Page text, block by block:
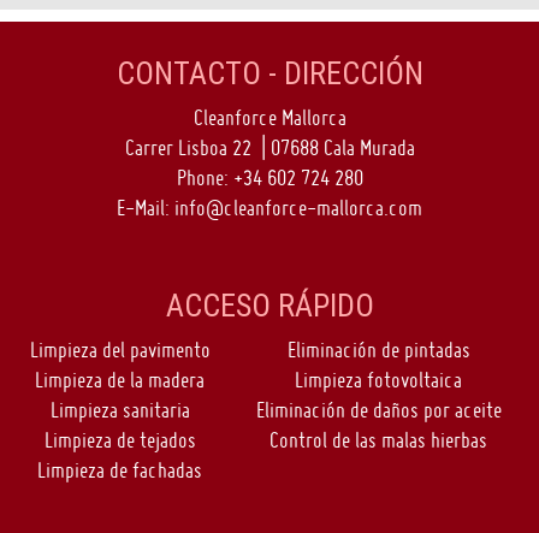
CONTACTO - DIRECCIÓN
Cleanforce Mallorca
Carrer Lisboa 22 | 07688 Cala Murada
Phone: +34 602 724 280
E-Mail: info@cleanforce-mallorca.com
ACCESO RÁPIDO
Limpieza del pavimento
Limpieza de la madera
Limpieza sanitaria
Limpieza de tejados
Limpieza de fachadas
Eliminación de pintadas
Limpieza fotovoltaica
Eliminación de daños por aceite
Control de las malas hierbas